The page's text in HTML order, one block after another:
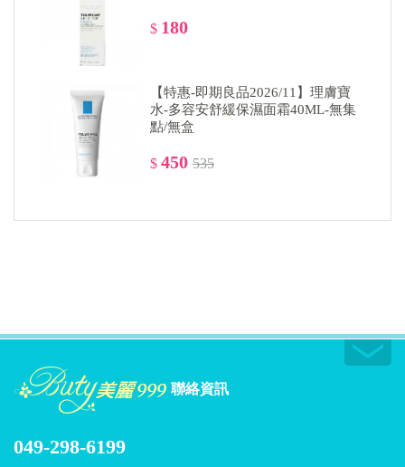
$ 180
【特惠-即期良品2026/11】理膚寶
水-多容安舒緩保濕面霜40ML-無集
點/無盒
$ 450 535
聯絡資訊
049-298-6199